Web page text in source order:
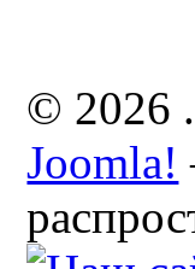
© 2026
Joomla!